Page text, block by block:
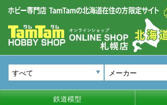
メーカー
鉄道模型